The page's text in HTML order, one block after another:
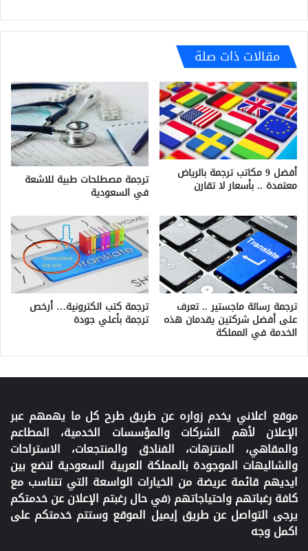
مقالات ذات صلة
أفضل 9 مكاتب ترجمة بالرياض
معتمدة .. بأسعار لا تقارن ترجمة مصطلحات طبية للاشعة
في السعودية
ترجمة رسالة ماجستير .. تعرف
على أفضل شركتين يقدمان هذه
الخدمة في المملكة
ترجمة كتب الكترونية… أرخص
ترجمة بأعلي جودة
موقع اعلاني يخدم زواره عن طريق طرح كل ما يهمهم عبر
الإعلان لأهم الشركات والمؤسسات الخدمية، المطاعم
والمقاهي، المنتزهات، الفنادق والمنتجعات، الاستراحات
والشاليهات الموجودة بالمملكة العربية السعودية لنضع بين
ايديهم قائمة عريضة من الخيارات الواسعة التي تتناسب مع
كافة رغباتهم واحتياجاتهم (في حال رغبتم الإعلان عن خدمتكم
يرجى التواصل عن طريق إيميل الموقع وستتم خدمتكم على
اكمل وجه